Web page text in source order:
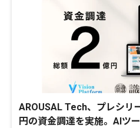
AROUSAL Tech、プレシリ
円の資金調達を実施。AIツ